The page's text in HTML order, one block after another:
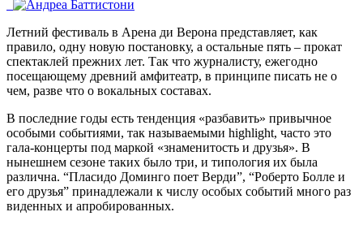
Летний фестиваль в Арена ди Верона представляет, как
правило, одну новую постановку, а остальные пять – прокат
спектаклей прежних лет. Так что журналисту, ежегодно
посещающему древний амфитеатр, в принципе писать не о
чем, разве что о вокальных составах.
В последние годы есть тенденция «разбавить» привычное
особыми событиями, так называемыми highlight, часто это
гала-концерты под маркой «знаменитость и друзья». В
нынешнем сезоне таких было три, и типология их была
различна. “Пласидо Доминго поет Верди”, “Роберто Болле и
его друзья” принадлежали к числу особых событий много раз
виденных и апробированных.